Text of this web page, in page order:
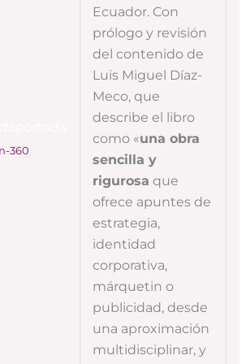
Ecuador. Con
prólogo y revisión
del contenido de
Luis Miguel Díaz-
Meco, que
describe el libro
como «una obra
sencilla y
rigurosa que
ofrece apuntes de
estrategia,
identidad
corporativa,
márquetin o
publicidad, desde
una aproximación
multidisciplinar, y